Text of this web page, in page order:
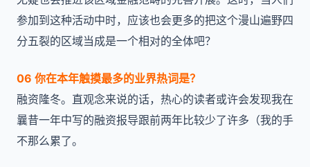
参加到这种活动中时，应该也会更多的把这个漫山遍野四
分五裂的区域当成是一个相对的全体吧？
06 你在本年触摸最多的业界热词是？
融资隆冬。直观念来说的话，热心的读者或许会发现我在
曩昔一年中写的融资报导跟前两年比较少了许多（我的手
不那么累了。